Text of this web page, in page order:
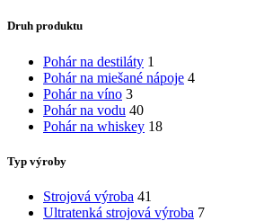
Druh produktu
Pohár na destiláty 1
Pohár na miešané nápoje 4
Pohár na víno 3
Pohár na vodu 40
Pohár na whiskey 18
Typ výroby
Strojová výroba 41
Ultratenká strojová výroba 7